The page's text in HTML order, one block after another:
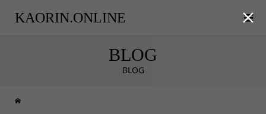
KAORIN.ONLINE
BLOG
BLOG
